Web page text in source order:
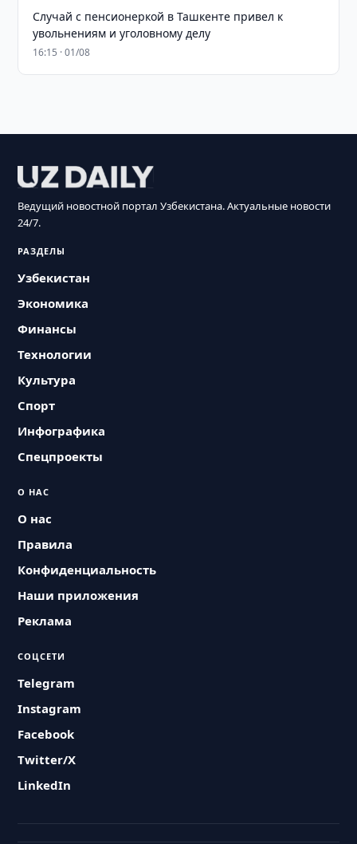
Случай с пенсионеркой в Ташкенте привел к
увольнениям и уголовному делу
16:15 · 01/08
Ведущий новостной портал Узбекистана. Актуальные новости
24/7.
РАЗДЕЛЫ
Узбекистан
Экономика
Финансы
Технологии
Культура
Спорт
Инфографика
Спецпроекты
О НАС
О нас
Правила
Конфиденциальность
Наши приложения
Реклама
СОЦСЕТИ
Telegram
Instagram
Facebook
Twitter/X
LinkedIn